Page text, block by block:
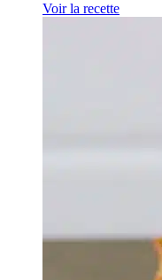
Voir la recette